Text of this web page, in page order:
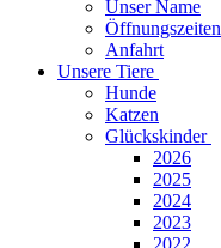
Unser Name
Öffnungszeiten
Anfahrt
Unsere Tiere
Hunde
Katzen
Glückskinder
2026
2025
2024
2023
2022